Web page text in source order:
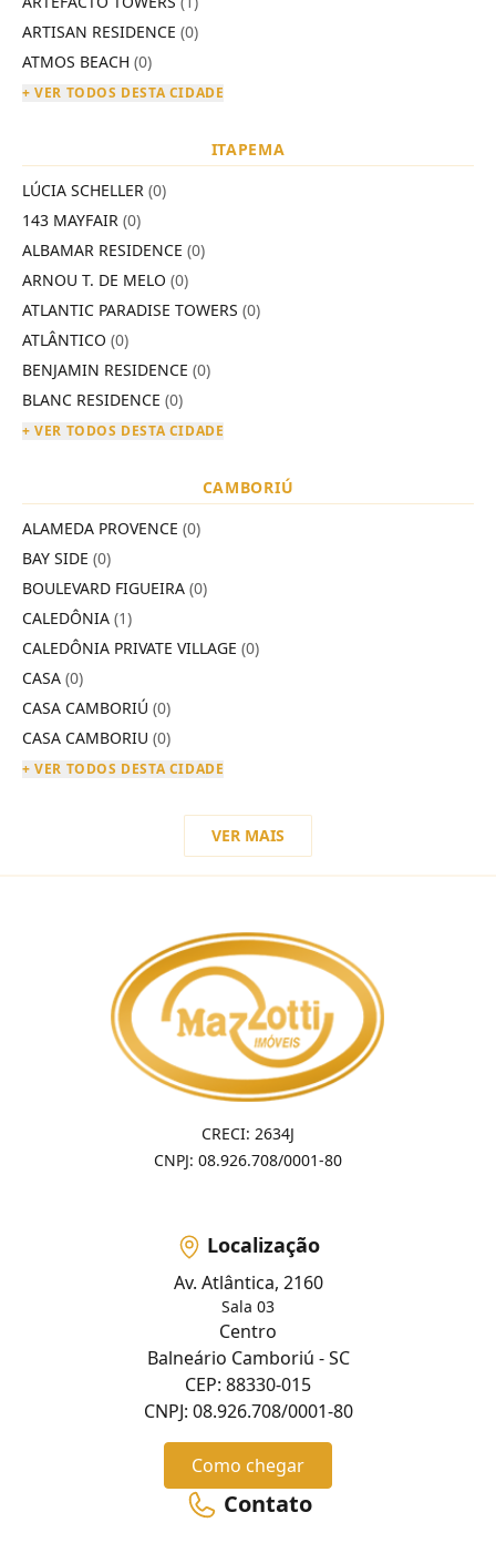
ARTISAN RESIDENCE (0)
ATMOS BEACH (0)
+ VER TODOS DESTA CIDADE
ITAPEMA
LÚCIA SCHELLER (0)
143 MAYFAIR (0)
ALBAMAR RESIDENCE (0)
ARNOU T. DE MELO (0)
ATLANTIC PARADISE TOWERS (0)
ATLÂNTICO (0)
BENJAMIN RESIDENCE (0)
BLANC RESIDENCE (0)
+ VER TODOS DESTA CIDADE
CAMBORIÚ
ALAMEDA PROVENCE (0)
BAY SIDE (0)
BOULEVARD FIGUEIRA (0)
CALEDÔNIA (1)
CALEDÔNIA PRIVATE VILLAGE (0)
CASA (0)
CASA CAMBORIÚ (0)
CASA CAMBORIU (0)
+ VER TODOS DESTA CIDADE
VER MAIS
CRECI: 2634J
CNPJ: 08.926.708/0001-80
Localização
Av. Atlântica, 2160
Sala 03
Centro
Balneário Camboriú - SC
CEP: 88330-015
CNPJ: 08.926.708/0001-80
Como chegar
Contato